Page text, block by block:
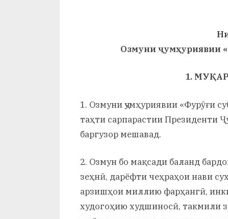
р
и
Х
с
в
Озмуни ҷумҳуриявии
1.
1. Озмуни ҷумҳуриявии «Фурӯғи
таҳти сарпарастии Президенти
баргузор мешавад.
2. Озмун бо мақсади баланд
зеҳнӣ, дарёфти чеҳраҳои нави
арзишҳои миллию фарҳангӣ,
худогоҳию худшиносӣ, такмили